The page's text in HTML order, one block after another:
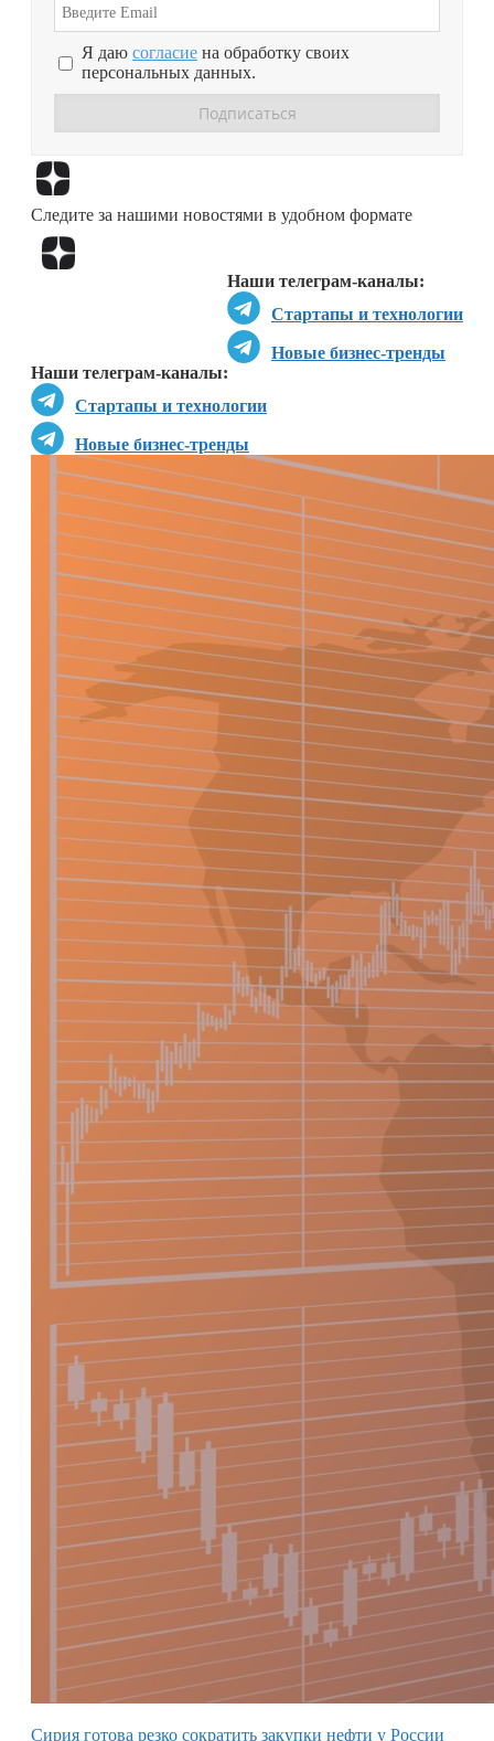
Я даю согласие на обработку своих
персональных данных.
Следите за нашими новостями в удобном формате
Наши телеграм-каналы:
Стартапы и технологии
Новые бизнес-тренды
Наши телеграм-каналы:
Стартапы и технологии
Новые бизнес-тренды
Сирия готова резко сократить закупки нефти у России